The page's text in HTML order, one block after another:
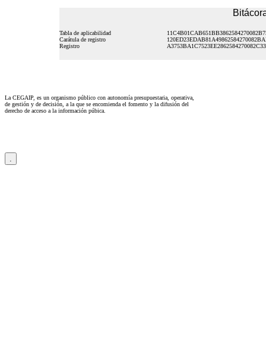
Tabla de aplicabilidad
Carátula de registro
Registro
La CEGAIP, es un organismo público con autonomía presupuestaria, operativa,
de gestión y de decisión, a la que se encomienda el fomento y la difusión del
derecho de acceso a la información púbica.